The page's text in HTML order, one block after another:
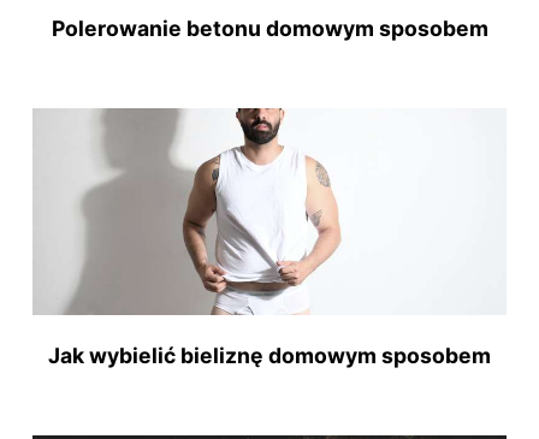
Polerowanie betonu domowym sposobem
Jak wybielić bieliznę domowym sposobem